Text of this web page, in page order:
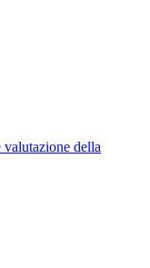
valutazione della